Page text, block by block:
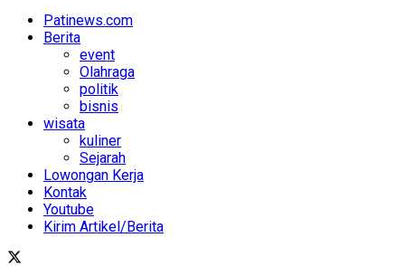
Patinews.com
Berita
event
Olahraga
politik
bisnis
wisata
kuliner
Sejarah
Lowongan Kerja
Kontak
Youtube
Kirim Artikel/Berita